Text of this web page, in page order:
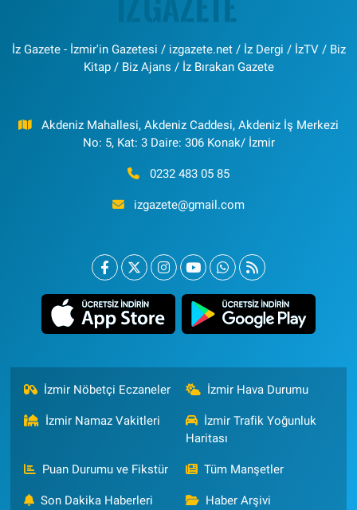
İz Gazete - İzmir'in Gazetesi / izgazete.net / İz Dergi / İzTV / Biz
Kitap / Biz Ajans / İz Bırakan Gazete
Akdeniz Mahallesi, Akdeniz Caddesi, Akdeniz İş Merkezi
No: 5, Kat: 3 Daire: 306 Konak/ İzmir
0232 483 05 85
izgazete@gmail.com
İzmir Nöbetçi Eczaneler İzmir Hava Durumu
İzmir Namaz Vakitleri
İzmir Trafik Yoğunluk
Haritası
Puan Durumu ve Fikstür Tüm Manşetler
Son Dakika Haberleri Haber Arşivi